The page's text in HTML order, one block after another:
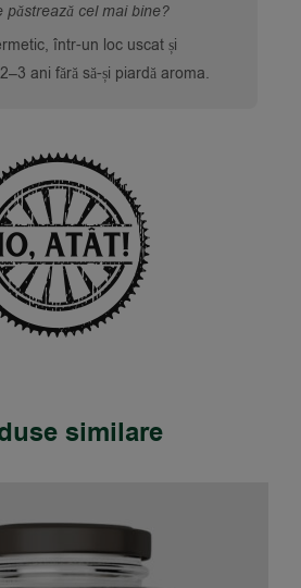
păstrează cel mai bine?
într-un loc uscat și
ani fără să-și piardă aroma.
similare